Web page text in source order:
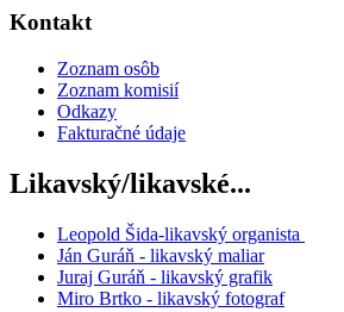
Kontakt
Zoznam osôb
Zoznam komisií
Odkazy
Fakturačné údaje
Likavský/likavské...
Leopold Šida-likavský organista
Ján Guráň - likavský maliar
Juraj Guráň - likavský grafik
Miro Brtko - likavský fotograf